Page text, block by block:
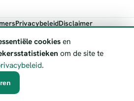
PrivacybeleidDisclaimer
wachtdienst-informatie ter oriëntatie.
Controleer altijd de actuele
officiële bron.
cookiesen
om de site te
.